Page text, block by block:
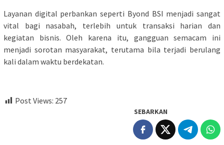
Layanan digital perbankan seperti Byond BSI menjadi sangat
vital bagi nasabah, terlebih untuk transaksi harian dan
kegiatan bisnis. Oleh karena itu, gangguan semacam ini
menjadi sorotan masyarakat, terutama bila terjadi berulang
kali dalam waktu berdekatan.
Post Views: 257
SEBARKAN